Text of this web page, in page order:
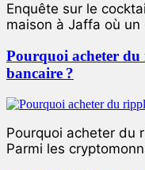
Enquête sur le
maison à Jaffa où un
Pourquoi acheter du
bancaire ?
Pourquoi acheter du
Parmi les